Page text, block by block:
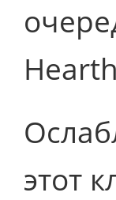
этот